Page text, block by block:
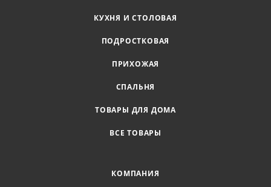
КУХНЯ И СТОЛОВАЯ
ПОДРОСТКОВАЯ
ПРИХОЖАЯ
СПАЛЬНЯ
ТОВАРЫ ДЛЯ ДОМА
ВСЕ ТОВАРЫ
КОМПАНИЯ